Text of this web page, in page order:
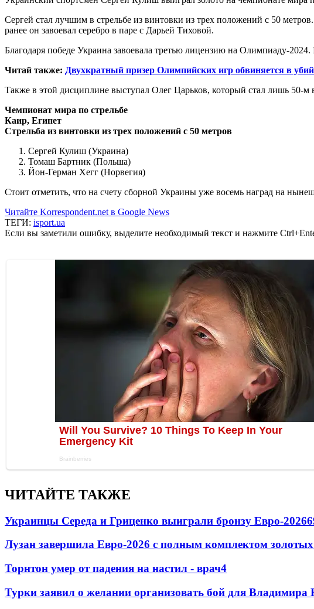
Сергей стал лучшим в стрельбе из винтовки из трех положений с 50
ранее он завоевал серебро в паре с Дарьей Тиховой.
Благодаря победе Украина завоевала третью лицензию на Олимпиаду-
Читай также: Двухкратный призер Олимпийских игр обвиняется в
Также в этой дисциплине выступал Олег Царьков, который стал лишь 50-м
Чемпионат мира по стрельбе
Каир, Египет
Стрельба из винтовки из трех положений с 50 метров
Сергей Кулиш (Украина)
Томаш Бартник (Польша)
Йон-Герман Хегг (Норвегия)
Стоит отметить, что на счету сборной Украины уже восемь наград на
Читайте Korrespondent.net в Google News
ТЕГИ: isport.ua
Если вы заметили ошибку, выделите необходимый текст и нажмите
ЧИТАЙТЕ ТАКЖЕ
Украинцы Середа и Гриценко выиграли бронзу Евро-2026
Лузан завершила Евро-2026 с полным комплектом
Торнтон умер от падения на настил - врач4
Турки заявил о желании организовать бой для Владимира